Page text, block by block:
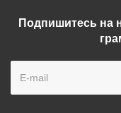
Подпишитесь на